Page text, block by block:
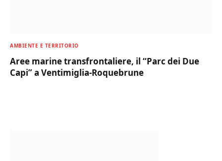
AMBIENTE E TERRITORIO
Aree marine transfrontaliere, il “Parc dei Due
Capi” a Ventimiglia-Roquebrune